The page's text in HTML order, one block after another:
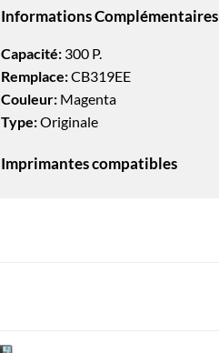
Informations Complémentaires
Capacité:300 P.
Remplace:CB319EE
Couleur: Magenta
Type:Originale
Imprimantes compatibles